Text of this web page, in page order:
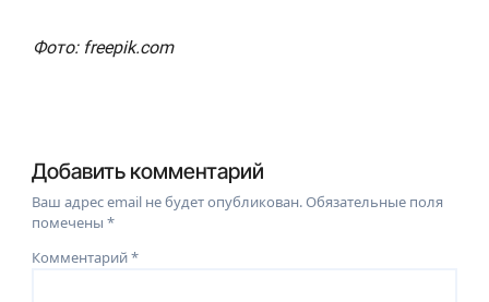
Фото: freepik.com
Добавить комментарий
Ваш адрес email не будет опубликован.Обязательные поля
помечены*
Комментарий*